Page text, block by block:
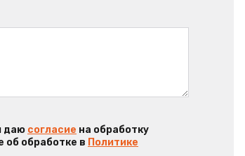
даю согласие на обработку
об обработке в Политике